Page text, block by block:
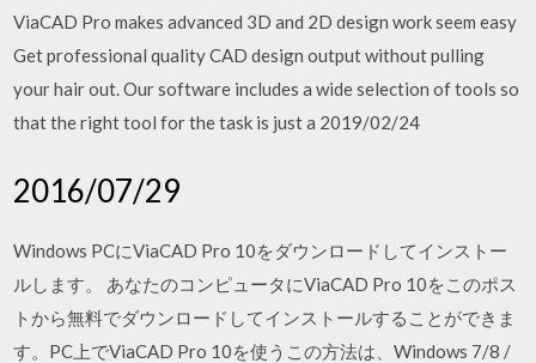
ViaCAD Pro makes advanced 3D and 2D design work seem easy
Get professional quality CAD design output without pulling
your hair out. Our software includes a wide selection of tools so
that the right tool for the task is just a 2019/02/24
2016/07/29
Windows PCにViaCAD Pro 10をダウンロードしてインストー
ルします。 あなたのコンピュータにViaCAD Pro 10をこのポス
トから無料でダウンロードしてインストールすることができま
す。PC上でViaCAD Pro 10を使うこの方法は、Windows 7/8 /